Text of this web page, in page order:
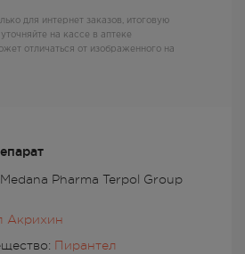
Pharma Terpol Group
Акрихин
Пирантел
для интернет заказов, итоговую
на кассе в аптеке
отличаться от изображенного на